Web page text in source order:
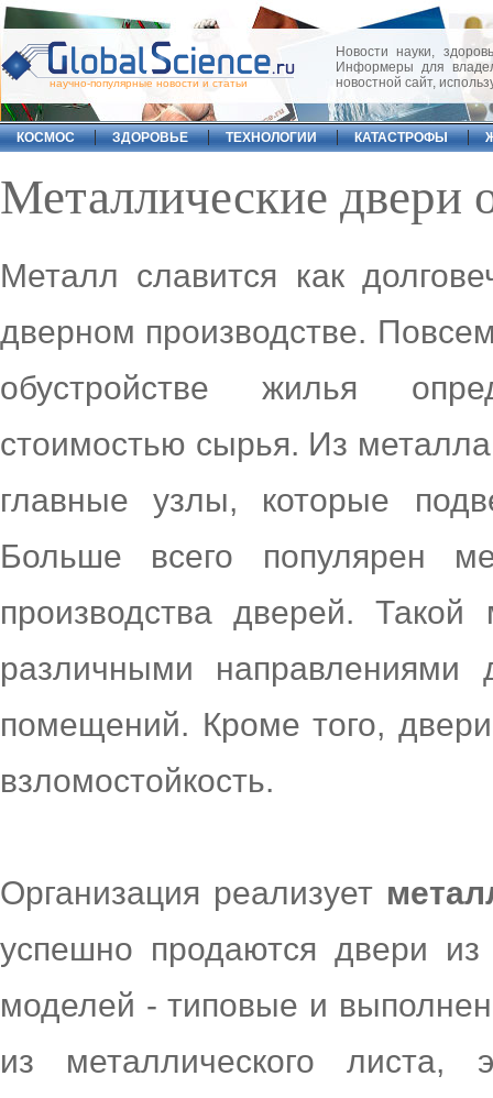
научно-популярные новости и статьи
Новости науки,
Информеры для
новостной сайт,
КОСМОС ЗДОРОВЬЕ ТЕХНОЛОГИИ КАТАСТРОФЫ
Металлические двери
Металл славится как
дверном производстве.
обустройстве жилья
стоимостью сырья. Из
главные узлы, которые
Больше всего популярен
производства дверей. Такой
различными направлениями
помещений. Кроме того,
взломостойкость.
Организация реализует
успешно продаются двери
моделей - типовые и
из металлического листа,